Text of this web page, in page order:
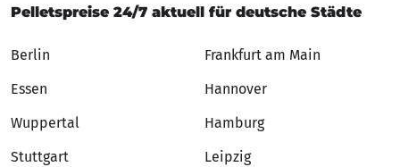
Pelletspreise 24/7 aktuell für deutsche Städte
Berlin
Frankfurt am Main
Essen
Hannover
Wuppertal
Hamburg
Stuttgart
Leipzig